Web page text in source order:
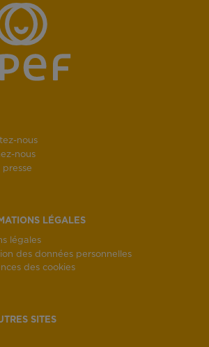
nous
nous
presse
LÉGALES
légales
des données personnelles
des cookies
SITES